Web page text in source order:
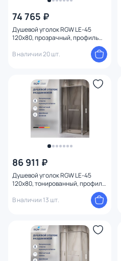
74 765 ₽
Душевой уголок RGW LE-45
120x80, прозрачный, профиль
В наличии 20 шт.
86 911 ₽
Душевой уголок RGW LE-45
120х80, тонированный, профиль
В наличии 13 шт.